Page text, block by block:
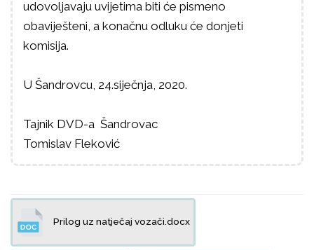
udovoljavaju uvijetima biti će pismeno
obaviješteni, a konačnu odluku će donjeti
komisija.
U Šandrovcu, 24.siječnja, 2020.
Tajnik DVD-a Šandrovac
Tomislav Fleković
Prilog uz natječaj vozači.docx